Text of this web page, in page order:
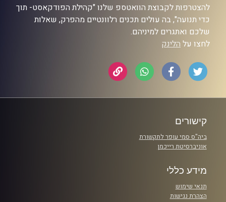
להצטרפות לקבוצת הוואטספ שלנו "קהילת הפודקאסט- תוך
כדי תנועה", בה עולים תכנים רלוונטיים מהפרק, שאלות
שלכם ואתגרים למיניהם.
לחצו עלהלינק
קישורים
ביה"ס סמי עופר לתקשורת
אוניברסיטת רייכמן
מידע כללי
תנאי שימוש
הצהרת נגישות